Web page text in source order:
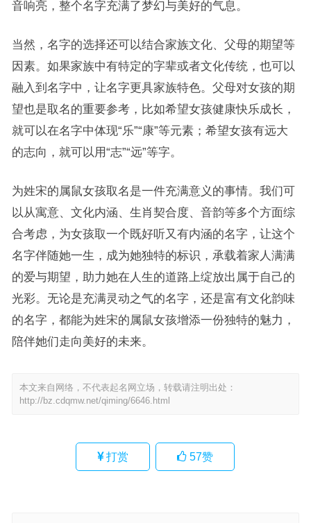
音响亮，整个名字充满了梦幻与美好的气息。
当然，名字的选择还可以结合家族文化、父母的期望等
因素。如果家族中有特定的字辈或者文化传统，也可以
融入到名字中，让名字更具家族特色。父母对女孩的期
望也是取名的重要参考，比如希望女孩健康快乐成长，
就可以在名字中体现“乐”“康”等元素；希望女孩有远大
的志向，就可以用“志”“远”等字。
为姓宋的属鼠女孩取名是一件充满意义的事情。我们可
以从寓意、文化内涵、生肖契合度、音韵等多个方面综
合考虑，为女孩取一个既好听又有内涵的名字，让这个
名字伴随她一生，成为她独特的标识，承载着家人满满
的爱与期望，助力她在人生的道路上绽放出属于自己的
光彩。无论是充满灵动之气的名字，还是富有文化韵味
的名字，都能为姓宋的属鼠女孩增添一份独特的魅力，
陪伴她们走向美好的未来。
本文来自网络，不代表起名网立场，转载请注明出处：
http://bz.cdqmw.net/qiming/6646.html
打赏 57赞